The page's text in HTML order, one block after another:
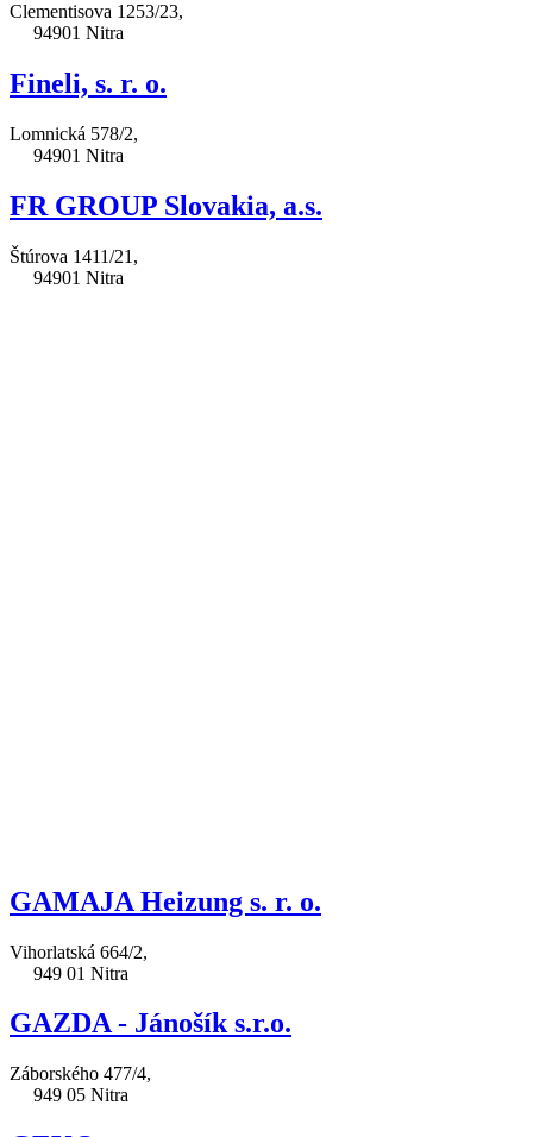
Clementisova 1253/23,
94901 Nitra
Fineli, s. r. o.
Lomnická 578/2,
94901 Nitra
FR GROUP Slovakia, a.s.
Štúrova 1411/21,
94901 Nitra
GAMAJA Heizung s. r. o.
Vihorlatská 664/2,
949 01 Nitra
GAZDA - Jánošík s.r.o.
Záborského 477/4,
949 05 Nitra